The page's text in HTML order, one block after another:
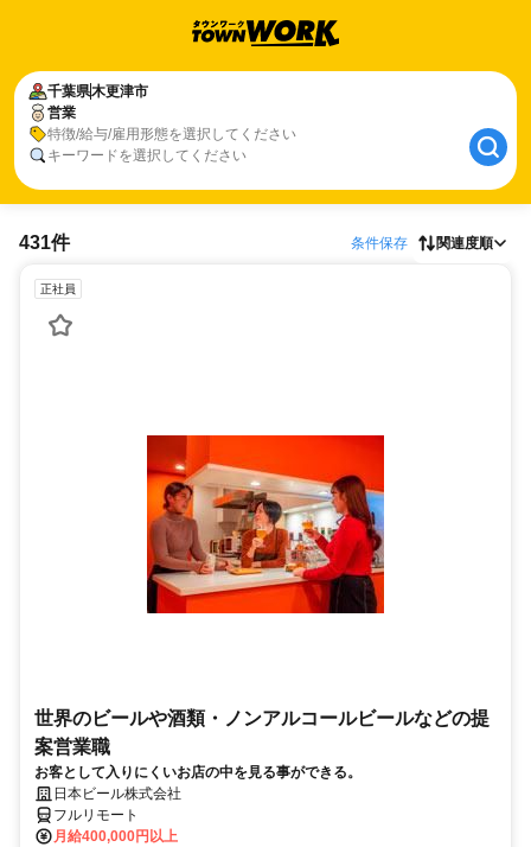
千葉県木更津市
営業
特徴/給与/雇用形態を選択してください
キーワードを選択してください
431件 条件保存 関連度順
正社員
世界のビールや酒類・ノンアルコールビールなどの提
案営業職
お客として入りにくいお店の中を見る事ができる。
日本ビール株式会社
フルリモート
月給400,000円以上